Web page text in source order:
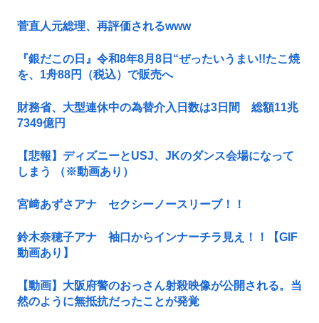
菅直人元総理、再評価されるwww
『銀だこの日』令和8年8月8日“ぜったいうまい!!たこ焼
を、1舟88円（税込）で販売へ
財務省、大型連休中の為替介入日数は3日間 総額11兆
7349億円
【悲報】ディズニーとUSJ、JKのダンス会場になって
しまう （※動画あり）
宮﨑あずさアナ セクシーノースリーブ！！
鈴木奈穂子アナ 袖口からインナーチラ見え！！【GIF
動画あり】
【動画】大阪府警のおっさん射殺映像が公開される。当
然のように無抵抗だったことが発覚